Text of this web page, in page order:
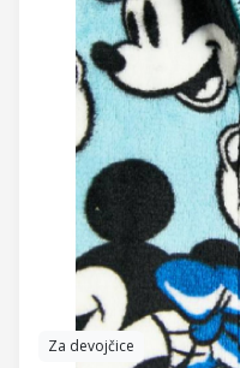
Za devojčice